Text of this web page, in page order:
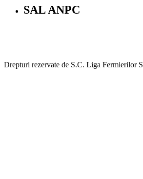
SAL ANPC
Drepturi rezervate de S.C. Liga Fermierilor